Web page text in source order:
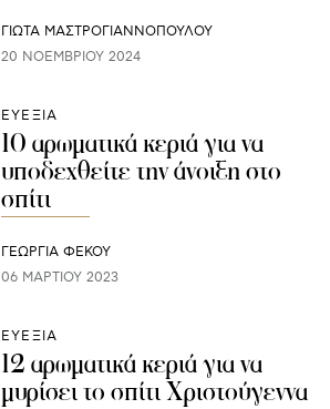
ΓΙΩΤΑ ΜΑΣΤΡΟΓΙΑΝΝΟΠΟΥΛΟΥ
20 ΝΟΕΜΒΡΊΟΥ 2024
ΕΥΕΞΙΑ
10 αρωματικά κεριά για να
υποδεχθείτε την άνοιξη στο
σπίτι
ΓΕΩΡΓΙΑ ΦΕΚΟΥ
06 ΜΑΡΤΊΟΥ 2023
ΕΥΕΞΙΑ
12 αρωματικά κεριά για να
μυρίσει το σπίτι Χριστούγεννα